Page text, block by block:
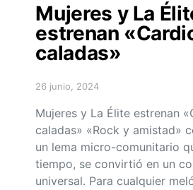
Mujeres y La
estrenan
caladas»
Posted on
26 junio, 2024
Mujeres y La Élite estrenan
caladas» «Rock y amistad»
un lema micro-comunitario
tiempo, se convirtió en un
universal. Para cualquier